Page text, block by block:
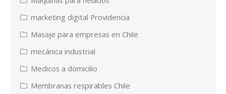
marketing digital Providencia
Masaje para empresas en Chile
mecánica industrial
Medicos a domicilio
Membranas respirables Chile